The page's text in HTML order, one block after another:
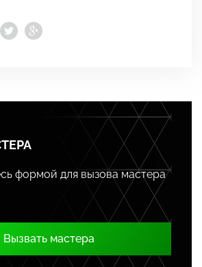
формой для вызова мастера
Вызвать мастера